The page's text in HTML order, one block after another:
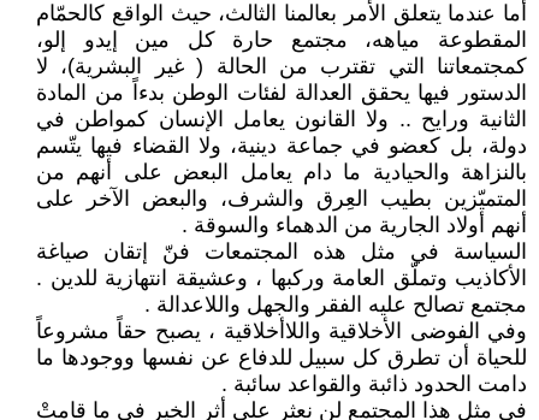
أما عندما يتعلق الأمر بعالمنا الثالث، حيث الواقع كالحمّام
المقطوعة مياهه، مجتمع حارة كل مين إيدو إلو،
كمجتمعاتنا التي تقترب من الحالة ( غير البشرية)، لا
الدستور فيها يحقق العدالة لفئات الوطن بدءاً من المادة
الثانية ورايح .. ولا القانون يعامل الإنسان كمواطن في
دولة، بل كعضو في جماعة دينية، ولا القضاء فيها يتّسم
بالنزاهة والحيادية ما دام يعامل البعض على أنهم من
المتميّزين بطيب العِرق والشرف، والبعض الآخر على
أنهم أولاد الجارية من الدهماء والسوقة .
السياسة في مثل هذه المجتمعات فنّ إتقان صياغة
الأكاذيب وتملّق العامة وركبها ، وعشيقة انتهازية للدين .
مجتمع تصالح عليه الفقر والجهل واللاعدالة .
وفي الفوضى الأخلاقية واللاأخلاقية ، يصبح حقاً مشروعاً
للحياة أن تطرق كل سبيل للدفاع عن نفسها ووجودها ما
دامت الحدود ذائبة والقواعد سائبة .
في مثل هذا المجتمع لن نعثر على أثر الخير في ما قامتْ